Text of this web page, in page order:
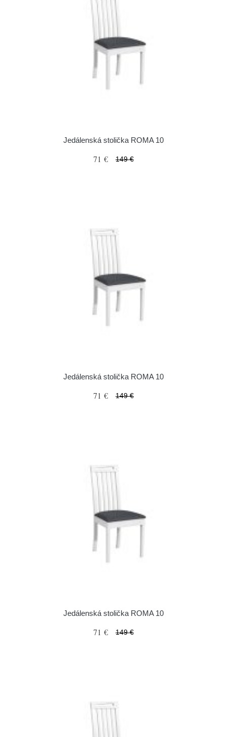
Jedálenská stolička ROMA 10
71 € 149 €
Jedálenská stolička ROMA 10
71 € 149 €
Jedálenská stolička ROMA 10
71 € 149 €